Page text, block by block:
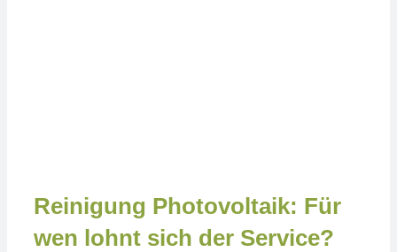
Reinigung Photovoltaik: Für
wen lohnt sich der Service?